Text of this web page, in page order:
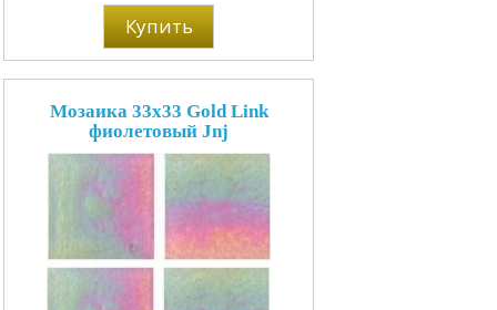
Купить
Мозаика 33x33 Gold Link
фиолетовый Jnj